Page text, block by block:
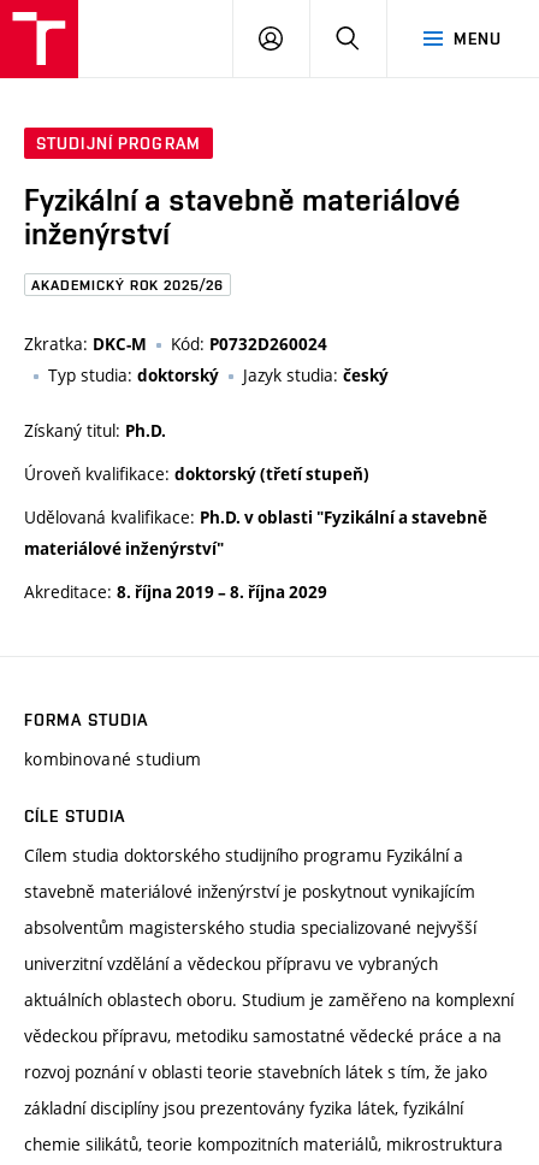
Brno
MENU
PŘIHLÁSIT
STUDIJNÍ PROGRAM
Fyzikální a stavebně materiálové
inženýrství
AKADEMICKÝ ROK 2025/26
Zkratka: DKC-M Kód: P0732D260024
Typ studia: doktorský Jazyk studia: český
Získaný titul: Ph.D.
Úroveň kvalifikace: doktorský (třetí stupeň)
Udělovaná kvalifikace: Ph.D. v oblasti "Fyzikální a stavebně
materiálové inženýrství"
Akreditace: 8. října 2019–8. října 2029
FORMA STUDIA
kombinované studium
CÍLE STUDIA
Cílem studia doktorského studijního programu Fyzikální a
stavebně materiálové inženýrství je poskytnout vynikajícím
absolventům magisterského studia specializované nejvyšší
univerzitní vzdělání a vědeckou přípravu ve vybraných
aktuálních oblastech oboru. Studium je zaměřeno na komplexní
vědeckou přípravu, metodiku samostatné vědecké práce a na
rozvoj poznání v oblasti teorie stavebních látek s tím, že jako
základní disciplíny jsou prezentovány fyzika látek, fyzikální
chemie silikátů, teorie kompozitních materiálů, mikrostruktura